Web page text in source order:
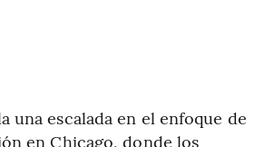
una escalada en el enfoque de
en Chicago, donde los